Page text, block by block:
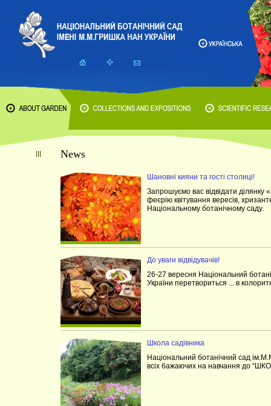
News
Шановні кияни та гості столиці!
Запрошуємо вас відвідати
феєрію квітування вересів,
Національному ботанічному саду.
До уваги відвідувачів!
26-27 вересня Національний
України перетвориться ... в
Школа садівника
Національний ботанічний сад
всіх бажаючих на навчання до